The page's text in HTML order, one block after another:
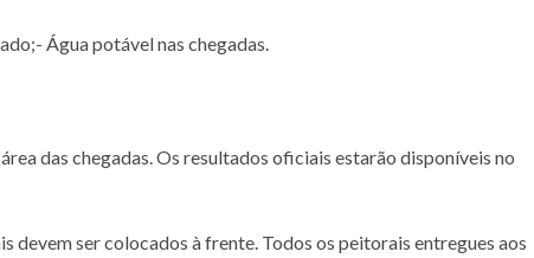
Água potável nas chegadas.
das chegadas. Os resultados oficiais estarão disponíveis no
ser colocados à frente. Todos os peitorais entregues aos